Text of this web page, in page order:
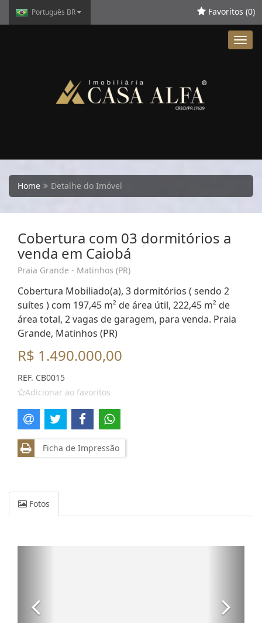
Português BR Favoritos (0)
Home Detalhe do Imóvel
Cobertura com 03 dormitórios a
venda em Caiobá
Praia Grande - Matinhos (PR)
Cobertura Mobiliado(a), 3 dormitórios ( sendo 2
suítes ) com 197,45 m² de área útil, 222,45 m² de
área total, 2 vagas de garagem, para venda. Praia
Grande, Matinhos (PR)
R$ 1.490.000,00
REF. CB0015
Adicionar ao favoritos
Ficha de Impressão
Fotos